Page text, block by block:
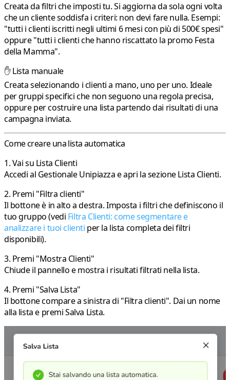
Creata da filtri che imposti tu. Si aggiorna da sola ogni volta
che un cliente soddisfa i criteri: non devi fare nulla. Esempi:
"tutti i clienti iscritti negli ultimi 6 mesi con più di 500€ spesi"
oppure "tutti i clienti che hanno riscattato la promo Festa
della Mamma".
✋ Lista manuale
Creata selezionando i clienti a mano, uno per uno. Ideale
per gruppi specifici che non seguono una regola precisa,
oppure per costruire una lista partendo dai risultati di una
campagna inviata.
Come creare una lista automatica
1. Vai su Lista Clienti
Accedi al Gestionale Unipiazza e apri la sezioneLista Clienti.
2. Premi "Filtra clienti"
Il bottone è in alto a destra. Imposta i filtri che definiscono il
tuo gruppo (vedi Filtra Clienti: come segmentare e
analizzare i tuoi clienti per la lista completa dei filtri
disponibili).
3. Premi "Mostra Clienti"
Chiude il pannello e mostra i risultati filtrati nella lista.
4. Premi "Salva Lista"
Il bottone compare a sinistra di "Filtra clienti". Dai un nome
alla lista e premiSalva Lista.